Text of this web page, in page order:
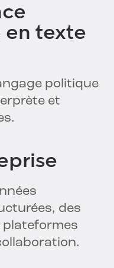
texte
politique
et
des
plateformes